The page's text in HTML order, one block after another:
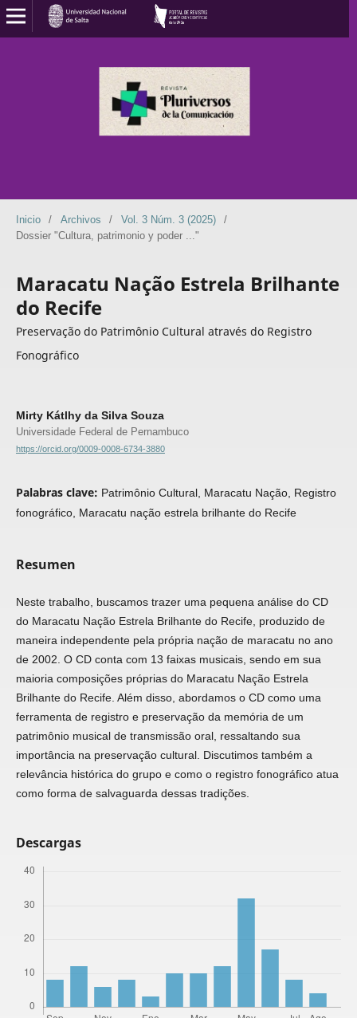
Inicio / Archivos / Vol. 3 Núm. 3 (2025)
/
Dossier "Cultura, patrimonio y poder ..."
Maracatu Nação Estrela Brilhante
do Recife
Preservação do Patrimônio Cultural através do Registro
Fonográfico
Mirty Kátlhy da Silva Souza
Universidade Federal de Pernambuco
https://orcid.org/0009-0008-6734-3880
Palabras clave: Patrimônio Cultural, Maracatu Nação, Registro
fonográfico, Maracatu nação estrela brilhante do Recife
Resumen
Neste trabalho, buscamos trazer uma pequena análise do CD
do Maracatu Nação Estrela Brilhante do Recife, produzido de
maneira independente pela própria nação de maracatu no ano
de 2002. O CD conta com 13 faixas musicais, sendo em sua
maioria composições próprias do Maracatu Nação Estrela
Brilhante do Recife. Além disso, abordamos o CD como uma
ferramenta de registro e preservação da memória de um
patrimônio musical de transmissão oral, ressaltando sua
importância na preservação cultural. Discutimos também a
relevância histórica do grupo e como o registro fonográfico atua
como forma de salvaguarda dessas tradições.
Descargas